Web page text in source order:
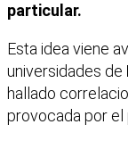
particular.
Esta idea viene
universidades de
hallado
provocada por el